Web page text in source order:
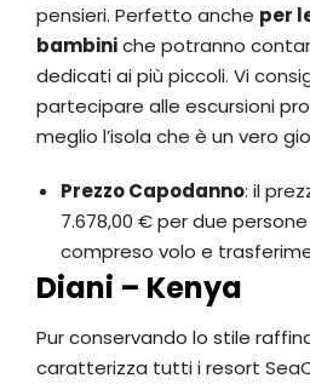
pensieri. Perfetto anche per
bambiniche potranno
dedicati ai più piccoli. Vi
partecipare alle escursioni
meglio l’isola che è un vero
Prezzo Capodanno: il
7.678,00 € per due
compreso volo e
Diani – Kenya
Pur conservando lo stile
caratterizza tutti i resort